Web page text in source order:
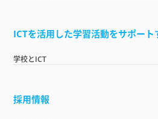
ICTを活用した学習活動をサポート
学校とICT
採用情報